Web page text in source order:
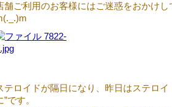
舗ご利用のお客様にはご迷惑をおかけ
テロイドが隔日になり、昨日はステロイ
”です。